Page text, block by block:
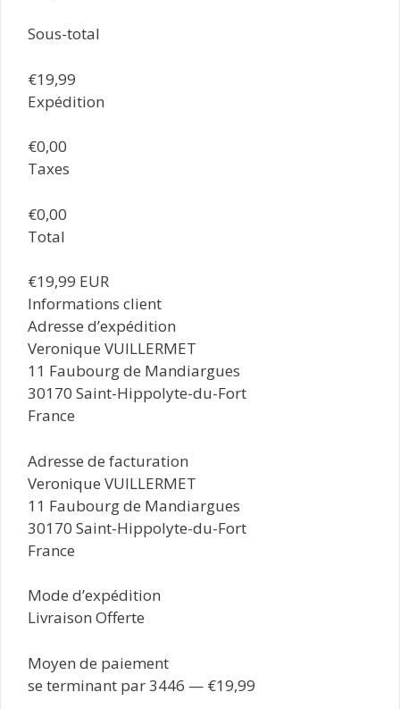
Sous-total
€19,99
Expédition
€0,00
Taxes
€0,00
Total
€19,99 EUR
Informations client
Adresse d’expédition
Veronique VUILLERMET
11 Faubourg de Mandiargues
30170 Saint-Hippolyte-du-Fort
France
Adresse de facturation
Veronique VUILLERMET
11 Faubourg de Mandiargues
30170 Saint-Hippolyte-du-Fort
France
Mode d’expédition
Livraison Offerte
Moyen de paiement
se terminant par 3446 — €19,99